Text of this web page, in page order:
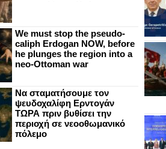
We must stop the pseudo-
caliph Erdogan NOW, before
he plunges the region into a
neo-Ottoman war
Να σταματήσουμε τον
ψευδοχαλίφη Ερντογάν
ΤΩΡΑ πριν βυθίσει την
περιοχή σε νεοοθωμανικό
πόλεμο